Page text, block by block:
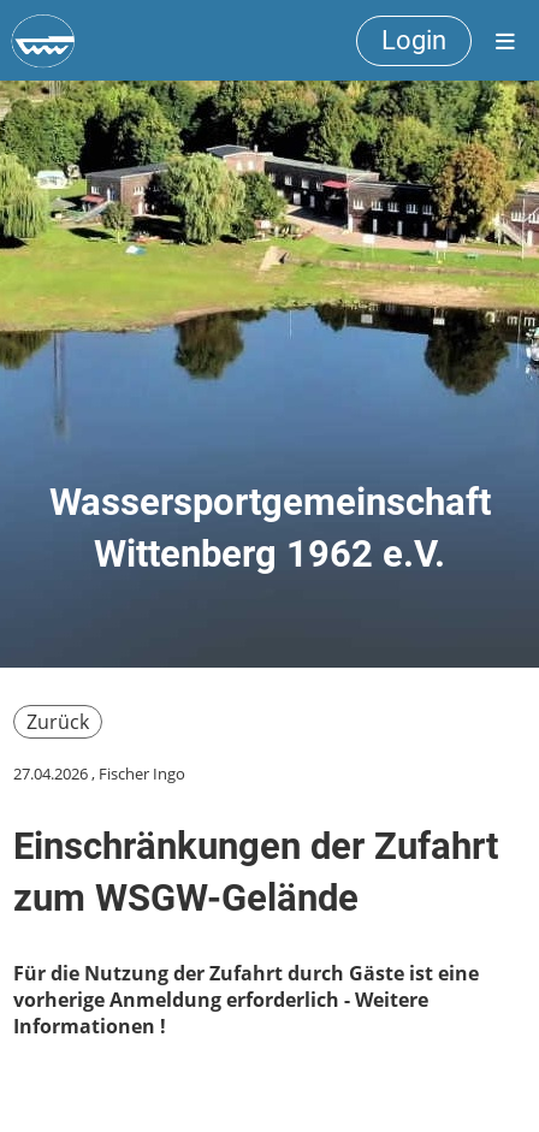
Login
Wassersportgemeinschaft
Wittenberg 1962 e.V.
Zurück
27.04.2026, Fischer Ingo
Einschränkungen der Zufahrt
zum WSGW-Gelände
Für die Nutzung der Zufahrt durch Gäste ist eine
vorherige Anmeldung erforderlich - Weitere
Informationen !